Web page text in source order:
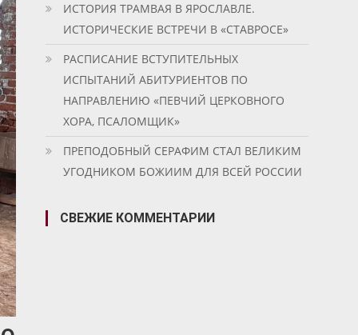
ИСТОРИЯ ТРАМВАЯ В ЯРОСЛАВЛЕ.
ИСТОРИЧЕСКИЕ ВСТРЕЧИ В «СТАВРОСЕ»
РАСПИСАНИЕ ВСТУПИТЕЛЬНЫХ
ИСПЫТАНИЙ АБИТУРИЕНТОВ ПО
НАПРАВЛЕНИЮ «ПЕВЧИЙ ЦЕРКОВНОГО
ХОРА, ПСАЛОМЩИК»
ПРЕПОДОБНЫЙ СЕРАФИМ СТАЛ ВЕЛИКИМ
УГОДНИКОМ БОЖИИМ ДЛЯ ВСЕЙ РОССИИ
СВЕЖИЕ КОММЕНТАРИИ